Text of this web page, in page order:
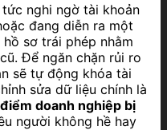
nghi ngờ tài khoản
đang diễn ra một
sơ trái phép nhằm
Để ngăn chặn rủi ro
sẽ tự động khóa tài
sửa dữ liệu chính là
doanh nghiệp bị
người không hề hay